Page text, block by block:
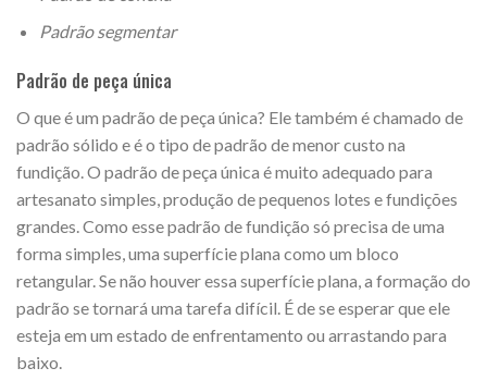
Padrão segmentar
Padrão de peça única
O que é um padrão de peça única? Ele também é chamado de
padrão sólido e é o tipo de padrão de menor custo na
fundição. O padrão de peça única é muito adequado para
artesanato simples, produção de pequenos lotes e fundições
grandes. Como esse padrão de fundição só precisa de uma
forma simples, uma superfície plana como um bloco
retangular. Se não houver essa superfície plana, a formação do
padrão se tornará uma tarefa difícil. É de se esperar que ele
esteja em um estado de enfrentamento ou arrastando para
baixo.